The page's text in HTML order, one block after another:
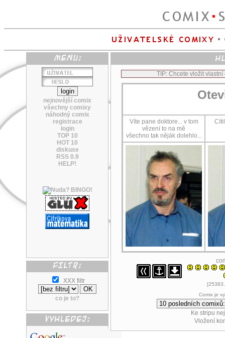
nejnovější comix
všechny comixy
náhodný comix
registrace
login
TOP 10
HOT 10
diskuse
RSS 0.9
HELP!
XXX filtr
co je to?
TIP: Chcete vložit
Víte pane doktore... v tom
vězení to na mě
všechno tak něják dolehlo...
Comix je
Ke stripu
Vložení